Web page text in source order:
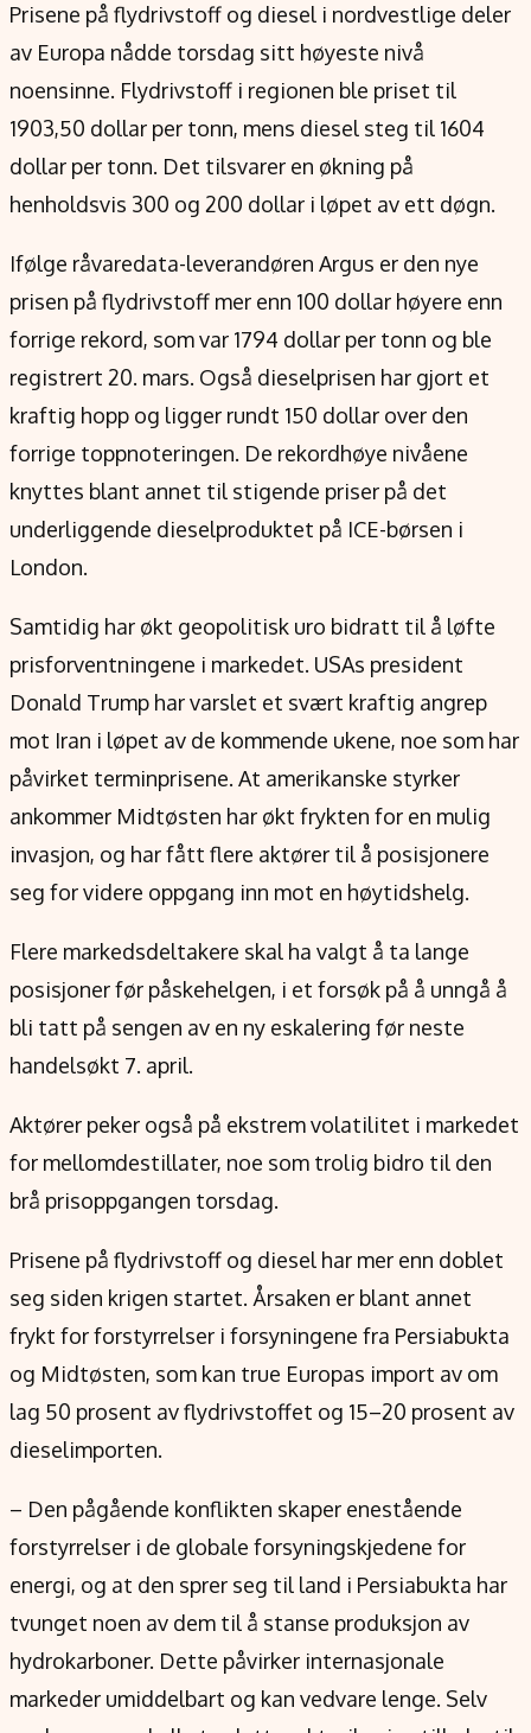
Kontakt oss
Forfattere og redaksjon
Etiske retningslinjer
Verdensnyheter
Alt om penger på engelsk
Prisene på flydrivstoff og diesel i nordvestlige deler
av Europa nådde torsdag sitt høyeste nivå
noensinne. Flydrivstoff i regionen ble priset til
1903,50 dollar per tonn, mens diesel steg til 1604
dollar per tonn. Det tilsvarer en økning på
henholdsvis 300 og 200 dollar i løpet av ett døgn.
Ifølge råvaredata-leverandøren Argus er den nye
prisen på flydrivstoff mer enn 100 dollar høyere enn
forrige rekord, som var 1794 dollar per tonn og ble
registrert 20. mars. Også dieselprisen har gjort et
kraftig hopp og ligger rundt 150 dollar over den
forrige toppnoteringen. De rekordhøye nivåene
knyttes blant annet til stigende priser på det
underliggende dieselproduktet på ICE-børsen i
London.
Samtidig har økt geopolitisk uro bidratt til å løfte
prisforventningene i markedet. USAs president
Donald Trump har varslet et svært kraftig angrep
mot Iran i løpet av de kommende ukene, noe som har
påvirket terminprisene. At amerikanske styrker
ankommer Midtøsten har økt frykten for en mulig
invasjon, og har fått flere aktører til å posisjonere
seg for videre oppgang inn mot en høytidshelg.
Flere markedsdeltakere skal ha valgt å ta lange
posisjoner før påskehelgen, i et forsøk på å unngå å
bli tatt på sengen av en ny eskalering før neste
handelsøkt 7. april.
Aktører peker også på ekstrem volatilitet i markedet
for mellomdestillater, noe som trolig bidro til den
brå prisoppgangen torsdag.
Prisene på flydrivstoff og diesel har mer enn doblet
seg siden krigen startet. Årsaken er blant annet
frykt for forstyrrelser i forsyningene fra Persiabukta
og Midtøsten, som kan true Europas import av om
lag 50 prosent av flydrivstoffet og 15–20 prosent av
dieselimporten.
– Den pågående konflikten skaper enestående
forstyrrelser i de globale forsyningskjedene for
energi, og at den sprer seg til land i Persiabukta har
tvunget noen av dem til å stanse produksjon av
hydrokarboner. Dette påvirker internasjonale
markeder umiddelbart og kan vedvare lenge. Selv